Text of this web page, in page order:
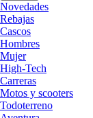
Novedades
Rebajas
Cascos
Hombres
Mujer
High-Tech
Carreras
Motos y scooters
Todoterreno